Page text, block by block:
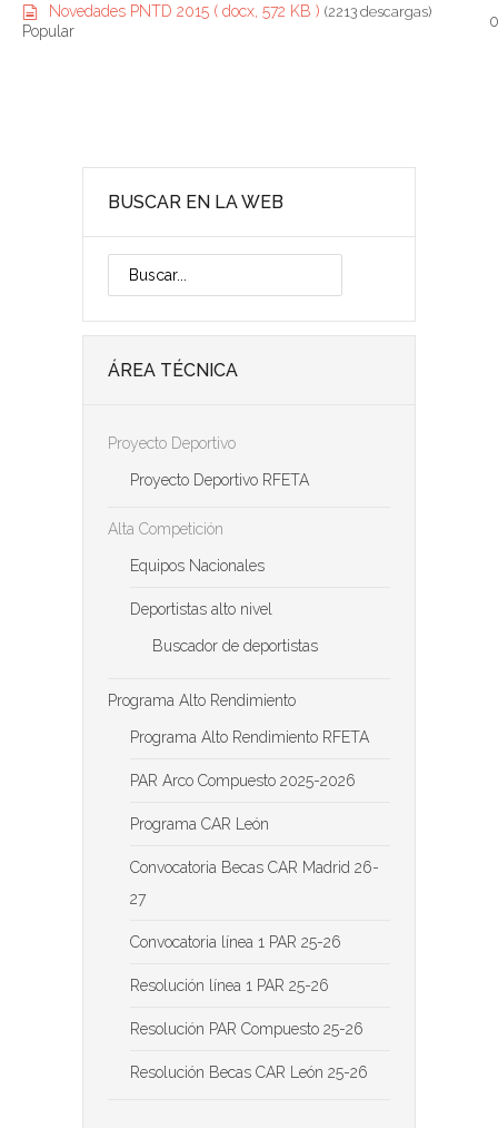
h
a
d
o
Novedades PNTD 2015 ( docx, 572 KB ) (2213 descargas)
Popular
BUSCAR EN LA WEB
ÁREA TÉCNICA
Proyecto Deportivo
Proyecto Deportivo RFETA
Alta Competición
Equipos Nacionales
Deportistas alto nivel
Buscador de deportistas
Programa Alto Rendimiento
Programa Alto Rendimiento RFETA
PAR Arco Compuesto 2025-2026
Programa CAR León
Convocatoria Becas CAR Madrid 26-
27
Convocatoria línea 1 PAR 25-26
Resolución línea 1 PAR 25-26
Resolución PAR Compuesto 25-26
Resolución Becas CAR León 25-26